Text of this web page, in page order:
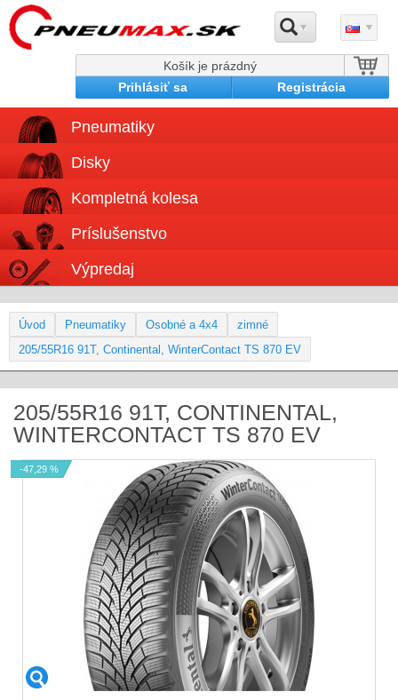
Košík je prázdný
Prihlásiť sa
Registrácia
Pneumatiky
Disky
Kompletná kolesa
Príslušenstvo
Výpredaj
Úvod Pneumatiky Osobné a 4x4
zimné
205/55R16 91T, Continental, WinterContact TS 870 EV
205/55R16 91T, CONTINENTAL,
WINTERCONTACT TS 870 EV
-47,29 %